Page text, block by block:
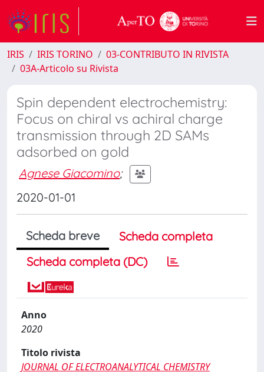
IRIS IRIS TORINO
03-CONTRIBUTO IN RIVISTA
03A-Articolo su Rivista
Spin dependent electrochemistry:
Focus on chiral vs achiral charge
transmission through 2D SAMs
adsorbed on gold
Agnese Giacomino;
2020-01-01
Scheda breve
Scheda completa
Scheda completa (DC)
Anno
2020
Titolo rivista
JOURNAL OF ELECTROANALYTICAL CHEMISTRY